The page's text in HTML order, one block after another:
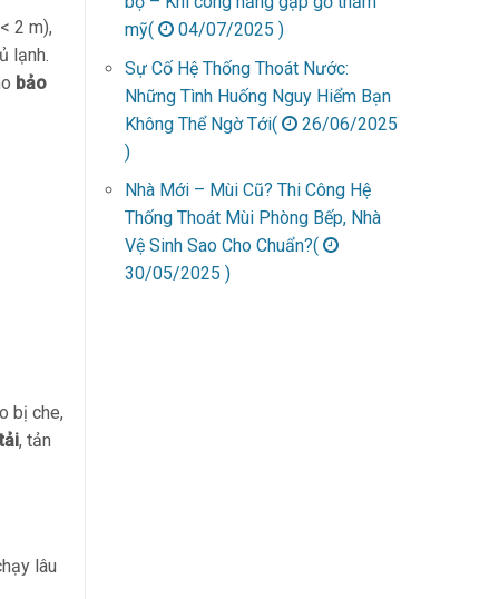
2 m),
lạnh.
bảo
bị che,
, tản
lâu
mỹ(
04/07/2025 )
Sự Cố Hệ Thống Thoát Nước:
Những Tình Huống Nguy Hiểm Bạn
Không Thể Ngờ Tới(
26/06/2025
)
Nhà Mới – Mùi Cũ? Thi Công Hệ
Thống Thoát Mùi Phòng Bếp, Nhà
Vệ Sinh Sao Cho Chuẩn?(
30/05/2025 )